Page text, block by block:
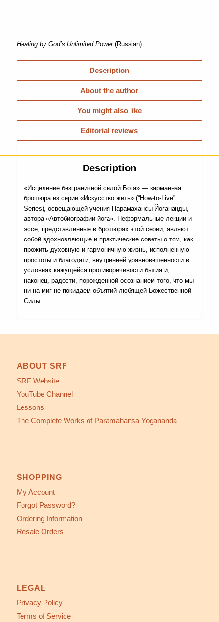
Healing by God’s Unlimited Power(Russian)
Description
About the author
You might also like
Editorial reviews
Description
«Исцеление безграничной силой Бога» — карманная
брошюра из серии «Искусство жить» (“How-to-Live”
Series), освещающей учения Парамахансы Йогананды,
автора «Автобиографии йога». Неформальные лекции и
эссе, представленные в брошюрах этой серии, являют
собой вдохновляющие и практические советы о том, как
прожить духовную и гармоничную жизнь, исполненную
простоты и благодати, внутренней уравновешенности в
условиях кажущейся противоречивости бытия и,
наконец, радости, порожденной осознанием того, что мы
ни на миг не покидаем объятий любящей Божественной
Силы.
ABOUT SRF
SRF Website
YouTube Channel
Lessons
The Complete Works of Paramahansa Yogananda
SHOPPING
My Account
Forgot Password?
Ordering Information
Resale Orders
LEGAL
Privacy Policy
Terms of Service